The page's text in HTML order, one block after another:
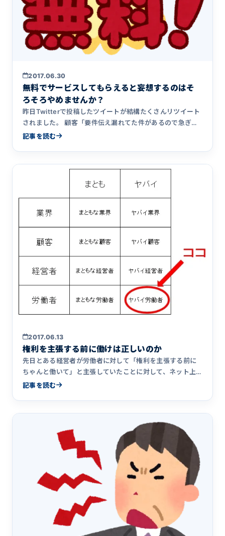
2017.06.30
無料でサービスしてもらえると妄想するのはそ
ろそろやめませんか？
昨日Twitterで投稿したツイートが結構たくさんリツイート
されました。 顧客「要件伝え漏れてた件があるので急ぎお
願いし&hellip;
記事を読む
2017.06.13
権利を主張する前に働けは正しいのか
先日とある経営者が労働者に対して「権利を主張する前に
ちゃんと働いて」と主張していたことに対して、ネット上
で様々な論争が起&hellip;
記事を読む